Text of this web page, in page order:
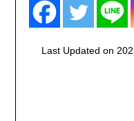
Last Updated on